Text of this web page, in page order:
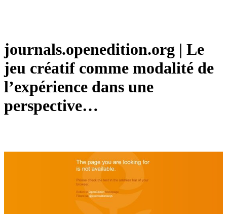
journals.openedition.org | Le
jeu créatif comme modalité de
l’expérience dans une
perspective…